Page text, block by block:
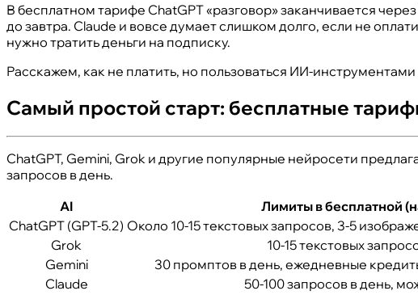
В бесплатном тарифе ChatGPT «разговор» заканчивается
до завтра. Claude и вовсе думает слишком долго, если не
нужно тратить деньги на подписку.
Расскажем, как не платить, но пользоваться ИИ-
Самый простой старт: бесплатные
ChatGPT, Gemini, Grok и другие популярные нейросети
запросов в день.
AI
Лимиты в бесплатной
ChatGPT (GPT-5.2) Около 10-15 текстовых запросов, 3-5
Grok
10-15 текстовых
Gemini
30 промптов в день, ежедневные
Claude
50-100 запросов в день,